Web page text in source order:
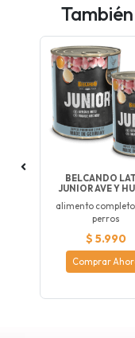
BELCANDO
JUNIOR AVE Y
alimento
perros
$ 5.990
Comprar